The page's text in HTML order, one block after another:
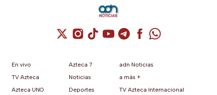
Cuenta de X / Twitter (se abre en una
Cuenta de Instagram (se abre en una
Cuenta de TikTok (se abre en
Cuenta de YouTube (se abre
Cuenta de Telegram (se
Cuenta de
Cuenta de
En vivo
TV Azteca
Azteca UNO
Azteca 7
Noticias
Deportes
adn Noticias
a más +
TV Azteca Internacional